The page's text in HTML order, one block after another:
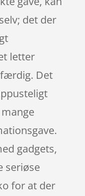
det der
letter
Det
gadgets,
seriøse
for at der